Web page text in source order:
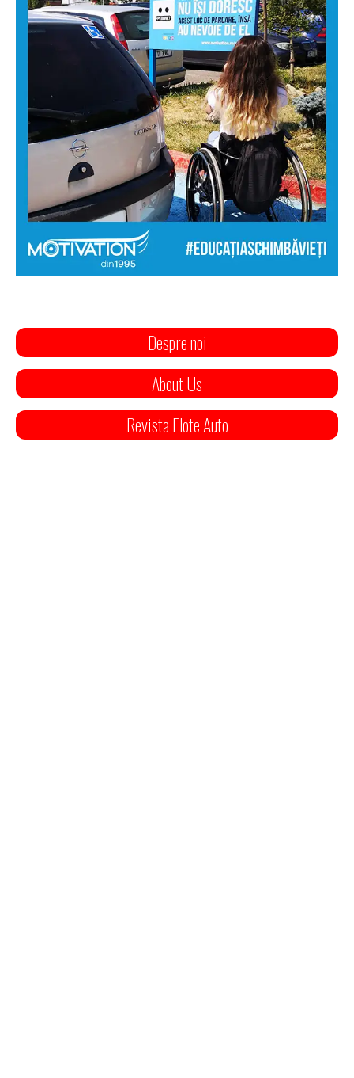
Despre noi
About Us
Revista Flote Auto